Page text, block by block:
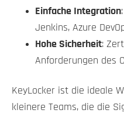
Einfache Integration
Jenkins, Azure
Hohe Sicherheit:
Anforderungen des
KeyLocker ist die ideale
kleinere Teams, die die